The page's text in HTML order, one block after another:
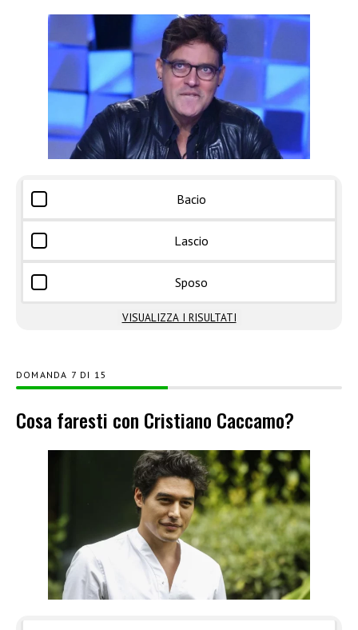
Bacio
Lascio
Sposo
VISUALIZZA I RISULTATI
DOMANDA DI 15
Cosa faresti con Cristiano Caccamo?